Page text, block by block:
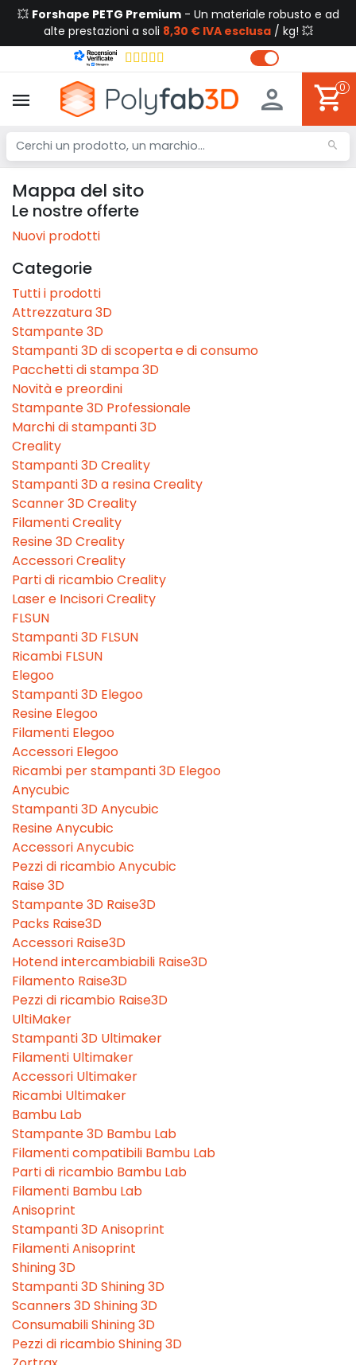
💥 Forshape PETG Premium- Un materiale robusto e ad
alte prestazioni a soli 8,30 € IVA esclusa/ kg! 💥
0
Mappa del sito
Le nostre offerte
Nuovi prodotti
Categorie
Tutti i prodotti
Attrezzatura 3D
Stampante 3D
Stampanti 3D di scoperta e di consumo
Pacchetti di stampa 3D
Novità e preordini
Stampante 3D Professionale
Marchi di stampanti 3D
Creality
Stampanti 3D Creality
Stampanti 3D a resina Creality
Scanner 3D Creality
Filamenti Creality
Resine 3D Creality
Accessori Creality
Parti di ricambio Creality
Laser e Incisori Creality
FLSUN
Stampanti 3D FLSUN
Ricambi FLSUN
Elegoo
Stampanti 3D Elegoo
Resine Elegoo
Filamenti Elegoo
Accessori Elegoo
Ricambi per stampanti 3D Elegoo
Anycubic
Stampanti 3D Anycubic
Resine Anycubic
Accessori Anycubic
Pezzi di ricambio Anycubic
Raise 3D
Stampante 3D Raise3D
Packs Raise3D
Accessori Raise3D
Hotend intercambiabili Raise3D
Filamento Raise3D
Pezzi di ricambio Raise3D
UltiMaker
Stampanti 3D Ultimaker
Filamenti Ultimaker
Accessori Ultimaker
Ricambi Ultimaker
Bambu Lab
Stampante 3D Bambu Lab
Filamenti compatibili Bambu Lab
Parti di ricambio Bambu Lab
Filamenti Bambu Lab
Anisoprint
Stampanti 3D Anisoprint
Filamenti Anisoprint
Shining 3D
Stampanti 3D Shining 3D
Scanners 3D Shining 3D
Consumabili Shining 3D
Pezzi di ricambio Shining 3D